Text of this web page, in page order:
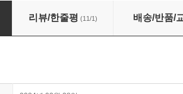
리뷰/한줄평 (11/1) 배송/반품/